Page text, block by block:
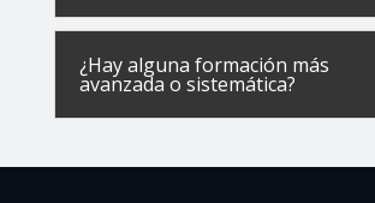
¿Hay alguna formación más
avanzada o sistemática?